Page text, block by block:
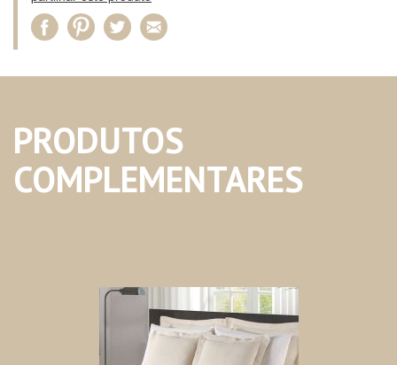
PRODUTOS
COMPLEMENTARES